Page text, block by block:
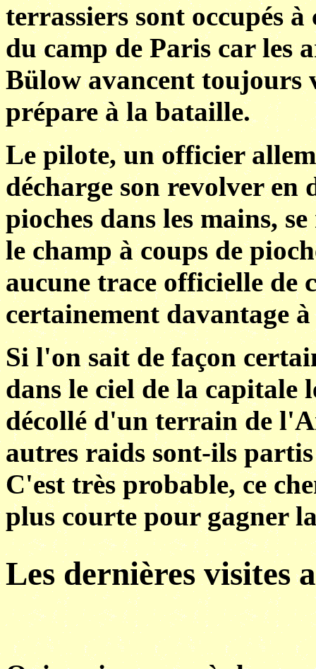
terrassiers sont occupés
du camp de Paris car les
Bülow avancent toujours
prépare à la bataille.
Le pilote, un officier
décharge son revolver
pioches dans les mains,
le champ à coups de
aucune trace officielle de
certainement davantage
Si l'on sait de façon
dans le ciel de la capitale
décollé d'un terrain de
autres raids sont-ils
C'est très probable, ce
plus courte pour gagner
Les dernières visites